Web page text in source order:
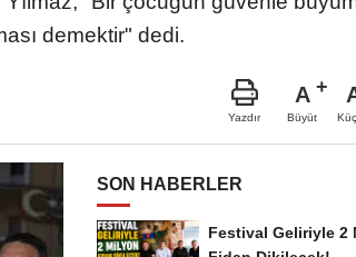
demektir" dedi.
Yazdır
A
Büyüt
SON HABERLER
Festival Geliriyle 2